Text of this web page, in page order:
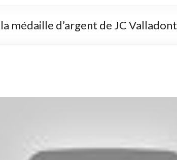
médaille d’argent de JC Valladont